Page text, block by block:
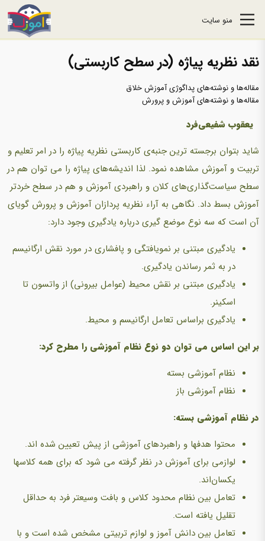
منو سایت
نقد نظریه پیاژه (در سطح کاربستی)
مقاله‌ها و نوشته‌های پداگوژی آموزش خلاق
مقاله‌ها و نوشته‌های آموزش و پرورش
یعقوب شفیعی‌فرد
شاید بتوان برجسته ترین جنبه‌ی کاربستی نظریه پیاژه را در امر تعلیم و
تربیت و آموزش مشاهده نمود. لذا اندیشه‌های پیاژه را می توان هم در
سطح سیاست‌گذاری‌ها‌ی کلان و راهبردی آموزش و هم در سطح خردتر
آموزش بسط داد. نگاهی به آراء نظریه پردازان آموزش و پرورش گویای
آن است که سه نوع موضع گیری درباره یادگیری وجود دارد:
یادگیری مبتنی بر نمویافتگی و پافشاری در مورد نقش ارگانیسم
در به ثمر رساندن یادگیری.
یادگیری مبتنی بر نقش محیط (عوامل بیرونی) از واتسون تا
اسکینر.
یادگیری براساس تعامل ارگانیسم و محیط.
بر این اساس می توان دو نوع نظام آموزشی را مطرح کرد:
نظام آموزشی بسته
نظام آموزشی باز
در نظام آموزشی بسته:
محتوا هدفها و راهبردهای آموزشی از پیش تعیین شده اند.
لوازمی برای آموزش در نظر گرفته می شود که برای همه کلاسها
یکسان‌اند.
تعامل بین نظام محدود کلاس و بافت وسیعتر فرد به حداقل
تقلیل یافته است.
تعامل بین دانش آموز و لوازم تربیتی مشخص شده است و با